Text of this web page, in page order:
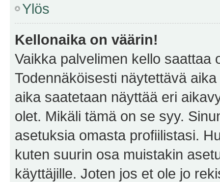
Ylös
Kellonaika on väärin!
Vaikka palvelimen kello saattaa
Todennäköisesti näytettävä
aika saatetaan näyttää eri
olet. Mikäli tämä on se syy.
asetuksia omasta profiilistasi.
kuten suurin osa muistakin
käyttäjille. Joten jos et ole jo